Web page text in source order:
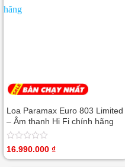
Loa Paramax Euro 803 Limited
– Âm thanh Hi Fi chính hãng
Được
16.990.000 ₫